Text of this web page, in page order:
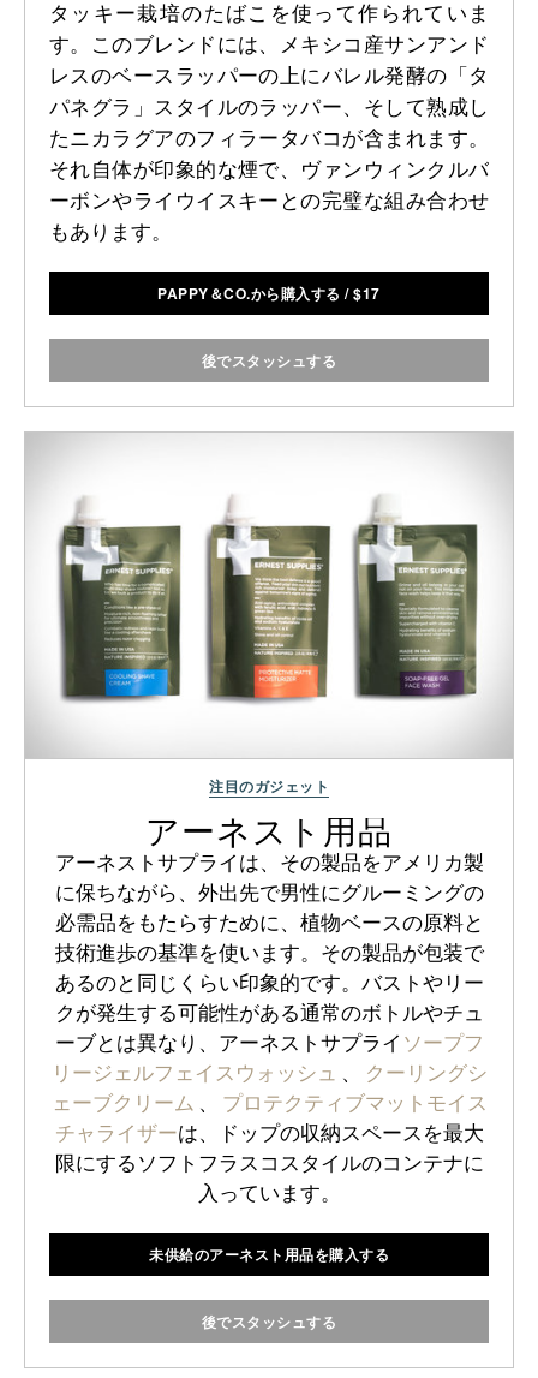
タッキー栽培のたばこを使って作られていま
す。このブレンドには、メキシコ産サンアンド
レスのベースラッパーの上にバレル発酵の「タ
パネグラ」スタイルのラッパー、そして熟成し
たニカラグアのフィラータバコが含まれます。
それ自体が印象的な煙で、ヴァンウィンクルバ
ーボンやライウイスキーとの完璧な組み合わせ
もあります。
PAPPY＆CO.から購入する /$17
後でスタッシュする
注目のガジェット
アーネスト用品
アーネストサプライは、その製品をアメリカ製
に保ちながら、外出先で男性にグルーミングの
必需品をもたらすために、植物ベースの原料と
技術進歩の基準を使います。その製品が包装で
あるのと同じくらい印象的です。バストやリー
クが発生する可能性がある通常のボトルやチュ
ーブとは異なり、アーネストサプライ ソープフ
リージェルフェイスウォッシュ 、
クーリングシ
ェーブクリーム 、 プロテクティブマットモイス
チャライザーは、ドップの収納スペースを最大
限にするソフトフラスコスタイルのコンテナに
入っています。
未供給のアーネスト用品を購入する
後でスタッシュする